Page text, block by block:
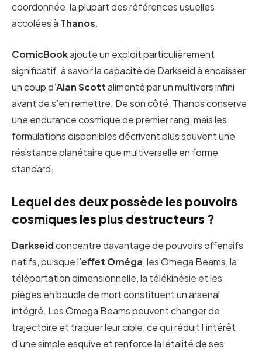
coordonnée, la plupart des références usuelles
accolées à Thanos.
ComicBookajoute un exploit particulièrement
significatif, à savoir la capacité de Darkseid à encaisser
un coup d’Alan Scottalimenté par un multivers infini
avant de s’en remettre. De son côté, Thanos conserve
une endurance cosmique de premier rang, mais les
formulations disponibles décrivent plus souvent une
résistance planétaire que multiverselle en forme
standard.
Lequel des deux possède les pouvoirs
cosmiques les plus destructeurs ?
Darkseidconcentre davantage de pouvoirs offensifs
natifs, puisque l’effet Oméga, les Omega Beams, la
téléportation dimensionnelle, la télékinésie et les
pièges en boucle de mort constituent un arsenal
intégré. Les Omega Beams peuvent changer de
trajectoire et traquer leur cible, ce qui réduit l’intérêt
d’une simple esquive et renforce la létalité de ses